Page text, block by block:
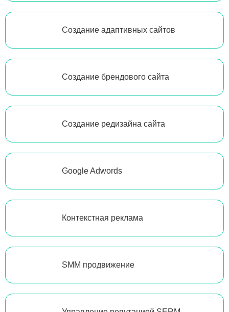
Создание адаптивных сайтов
Создание брендового сайта
Создание редизайна сайта
Google Adwords
Контекстная реклама
SMM продвижение